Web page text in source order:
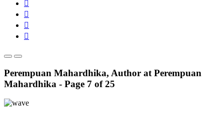
Perempuan Mahardhika, Author at Perempuan
Mahardhika - Page 7 of 25